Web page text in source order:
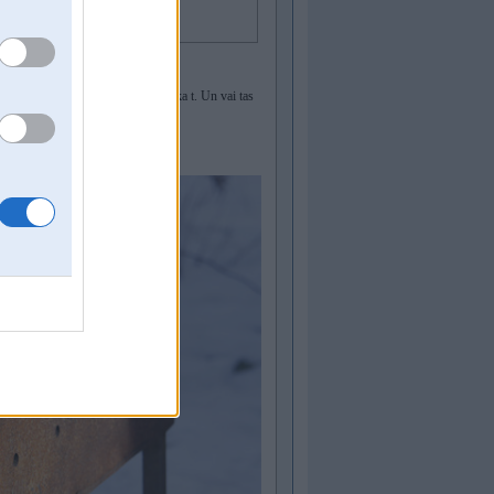
paliek baltas vietās kur lielāka t. Un vai tas